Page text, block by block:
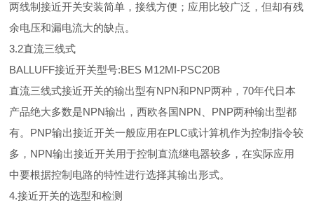
两线制接近开关安装简单，接线方便；应用比较广泛，但却有残
余电压和漏电流大的缺点。
3.2直流三线式
BALLUFF接近开关型号:BES M12MI-PSC20B
直流三线式接近开关的输出型有NPN和PNP两种，70年代日本
产品绝大多数是NPN输出，西欧各国NPN、PNP两种输出型都
有。PNP输出接近开关一般应用在PLC或计算机作为控制指令较
多，NPN输出接近开关用于控制直流继电器较多，在实际应用
中要根据控制电路的特性进行选择其输出形式。
4.接近开关的选型和检测